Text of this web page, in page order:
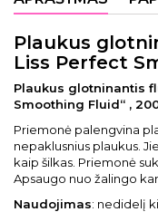
Plaukus
Liss Perfect
Plaukus glotninantis
Smoothing Fluid“ ,
Priemonė palengvina
nepaklusnius plaukus.
kaip šilkas. Priemonė
Apsaugo nuo žalingo
Naudojimas: nedidelį